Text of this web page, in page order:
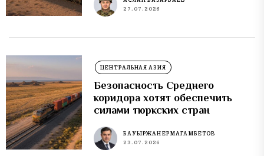
27.07.2026
ЦЕНТРАЛЬНАЯ АЗИЯ
Безопасность Среднего
коридора хотят обеспечить
силами тюркских стран
БАУЫРЖАН ЕРМАГАМБЕТОВ
23.07.2026